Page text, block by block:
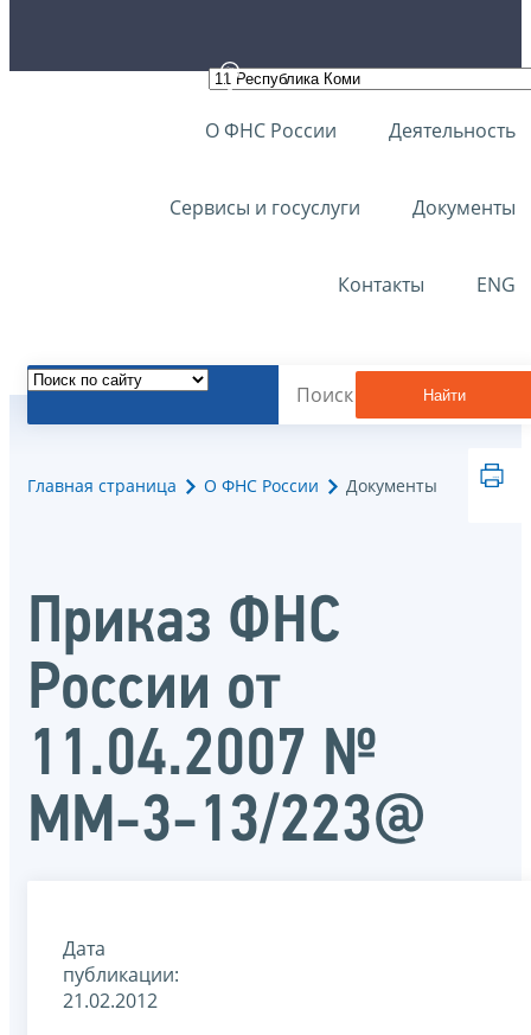
О ФНС России Деятельность
Сервисы и госуслуги Документы
Контакты ENG
Найти
Главная страница О ФНС России Документы
Приказ ФНС
России от
11.04.2007 №
ММ-3-13/223@
Дата
публикации:
21.02.2012